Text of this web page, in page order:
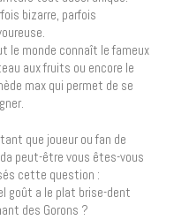
bizarre, parfois
le monde connaît le fameux
aux fruits ou encore le
max qui permet de se
que joueur ou fan de
peut-être vous êtes-vous
cette question :
goût a le plat brise-dent
des Gorons ?